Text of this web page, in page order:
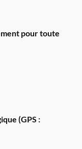
pour toute
(GPS :